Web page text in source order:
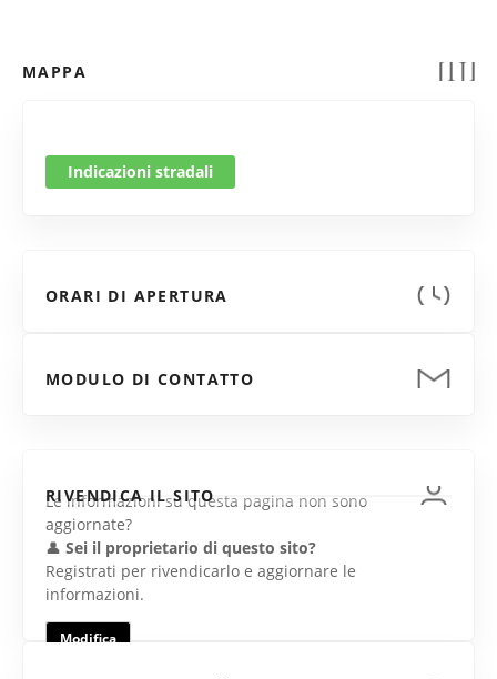
MAPPA
Indicazioni stradali
ORARI DI APERTURA
MODULO DI CONTATTO
RIVENDICA IL SITO
Le informazioni su questa pagina non sono
aggiornate?
👤 Sei il proprietario di questo sito?
Registrati per rivendicarlo e aggiornare le
informazioni.
Modifica